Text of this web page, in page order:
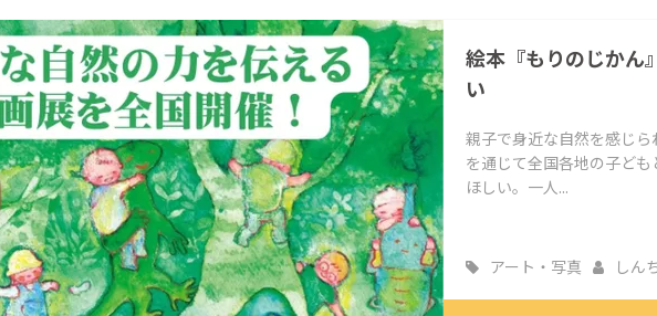
絵本『もりのじかん
い
親子で身近な自然を感じ
を通じて全国各地の子ど
ほしい。一人...
アート・写真 しん